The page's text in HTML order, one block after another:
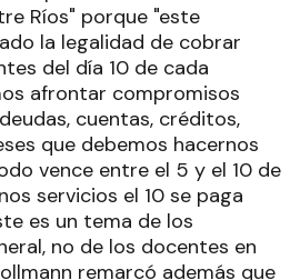
Ríos" porque "este
la legalidad de cobrar
del día 10 de cada
afrontar compromisos
cuentas, créditos,
que debemos hacernos
vence entre el 5 y el 10 de
servicios el 10 se paga
es un tema de los
no de los docentes en
remarcó además que